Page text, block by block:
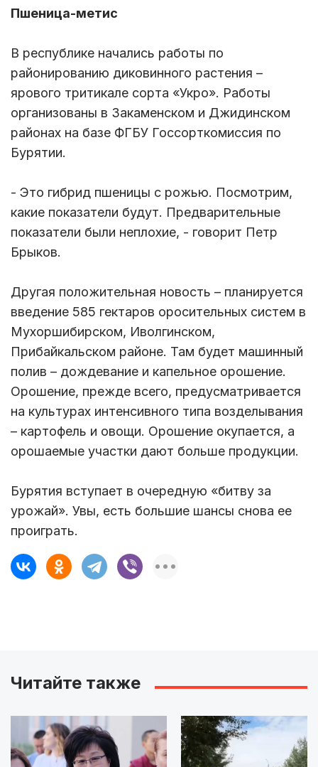
Пшеница-метис
В республике начались работы по
районированию диковинного растения –
ярового тритикале сорта «Укро». Работы
организованы в Закаменском и Джидинском
районах на базе ФГБУ Госсорткомиссия по
Бурятии.
- Это гибрид пшеницы с рожью. Посмотрим,
какие показатели будут. Предварительные
показатели были неплохие, - говорит Петр
Брыков.
Другая положительная новость – планируется
введение 585 гектаров оросительных систем в
Мухоршибирском, Иволгинском,
Прибайкальском районе. Там будет машинный
полив – дождевание и капельное орошение.
Орошение, прежде всего, предусматривается
на культурах интенсивного типа возделывания
– картофель и овощи. Орошение окупается, а
орошаемые участки дают больше продукции.
Бурятия вступает в очередную «битву за
урожай». Увы, есть большие шансы снова ее
проиграть.
Читайте также